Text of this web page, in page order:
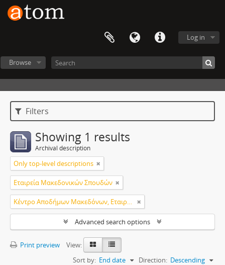
Log in
Browse
Filters
Showing 1 results
Archival description
Only top-level descriptions
Εταιρεία Μακεδονικών Σπουδών
Κέντρο Αποδήμων Μακεδόνων, Εταιρεία Μακεδονικών Σπουδών.
Advanced search options
Print preview
View:
Sort by: End date Direction: Descending